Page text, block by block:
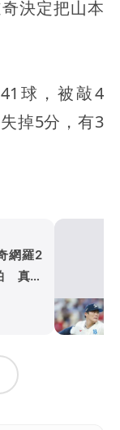
決定把山本
球，被敲4
掉5分，有3
網羅2
真的